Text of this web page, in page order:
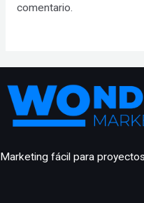
comentario.
Marketing fácil para